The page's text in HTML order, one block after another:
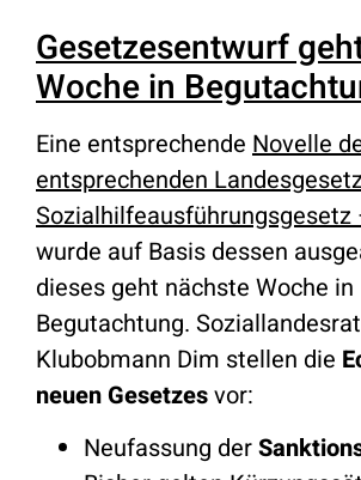
Gesetzesentwurf
Woche in
Eine entsprechende Novelle
entsprechenden
Sozialhilfeausführungsgesetz
wurde auf Basis dessen
dieses geht nächste Woche in
Begutachtung.
Klubobmann Dim stellen die
neuen Gesetzesvor:
Neufassung der